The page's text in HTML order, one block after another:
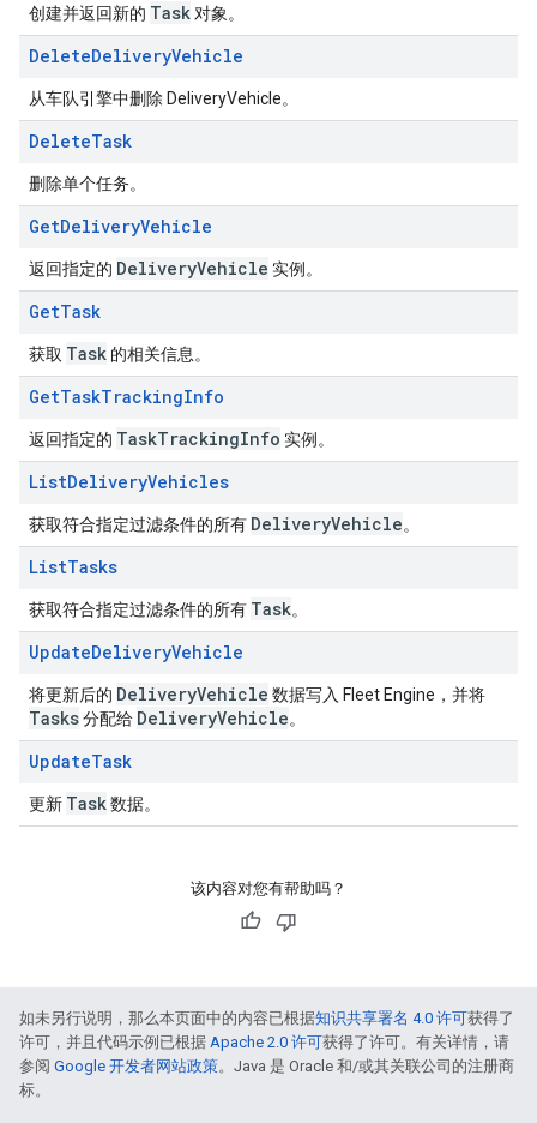
创建并返回新的 Task 对象。
DeleteDeliveryVehicle
从车队引擎中删除 DeliveryVehicle。
DeleteTask
删除单个任务。
GetDeliveryVehicle
返回指定的 DeliveryVehicle 实例。
GetTask
获取 Task 的相关信息。
GetTaskTrackingInfo
返回指定的 TaskTrackingInfo 实例。
ListDeliveryVehicles
获取符合指定过滤条件的所有 DeliveryVehicle。
ListTasks
获取符合指定过滤条件的所有 Task。
UpdateDeliveryVehicle
将更新后的 DeliveryVehicle 数据写入 Fleet Engine，并将
Tasks分配给 DeliveryVehicle。
UpdateTask
更新 Task数据。
该内容对您有帮助吗？
如未另行说明，那么本页面中的内容已根据知识共享署名 4.0 许可获得了
许可，并且代码示例已根据 Apache 2.0 许可获得了许可。有关详情，请
参阅 Google 开发者网站政策。Java 是 Oracle 和/或其关联公司的注册商
标。